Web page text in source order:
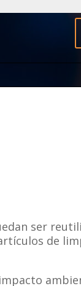
ser
de